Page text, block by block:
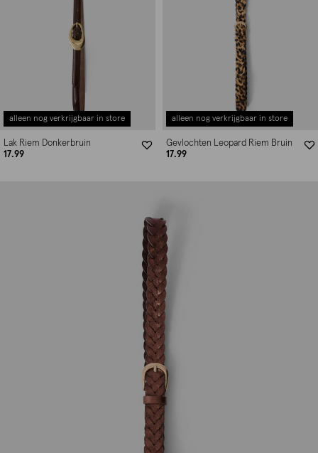
alleen nog verkrijgbaar in store
Lak Riem Donkerbruin
17.99
alleen nog verkrijgbaar in store
Gevlochten Leopard Riem Bruin
17.99